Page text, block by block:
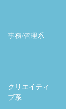
事務/管理系
クリエイティ
ブ系